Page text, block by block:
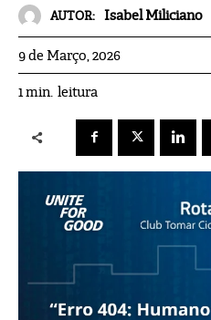
AUTOR: Isabel Miliciano
9 de Março, 2026
1min. leitura